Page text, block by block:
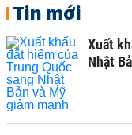
Tin mới
Xuất
Nhật